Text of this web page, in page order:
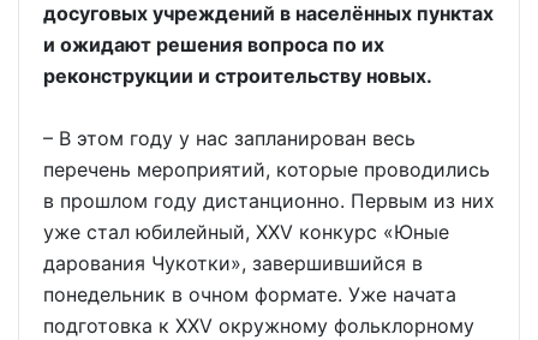
досуговых учреждений в населённых пунктах
и ожидают решения вопроса по их
реконструкции и строительству новых.
– В этом году у нас запланирован весь
перечень мероприятий, которые проводились
в прошлом году дистанционно. Первым из них
уже стал юбилейный, XXV конкурс «Юные
дарования Чукотки», завершившийся в
понедельник в очном формате. Уже начата
подготовка к XXV окружному фольклорному